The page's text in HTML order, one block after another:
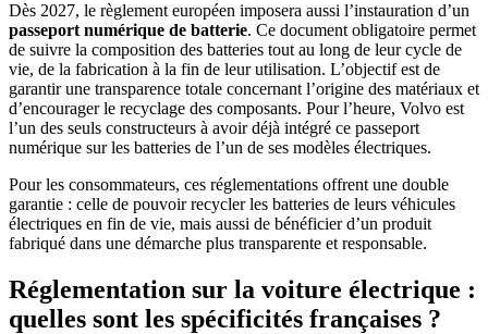
Dès 2027, le règlement européen imposera aussi l’instauration d’un
passeport numérique de batterie. Ce document obligatoire permet
de suivre la composition des batteries tout au long de leur cycle de
vie, de la fabrication à la fin de leur utilisation. L’objectif est de
garantir une transparence totale concernant l’origine des matériaux et
d’encourager le recyclage des composants. Pour l’heure, Volvo est
l’un des seuls constructeurs à avoir déjà intégré ce passeport
numérique sur les batteries de l’un de ses modèles électriques.
Pour les consommateurs, ces réglementations offrent une double
garantie : celle de pouvoir recycler les batteries de leurs véhicules
électriques en fin de vie, mais aussi de bénéficier d’un produit
fabriqué dans une démarche plus transparente et responsable.
Réglementation sur la voiture électrique :
quelles sont les spécificités françaises ?